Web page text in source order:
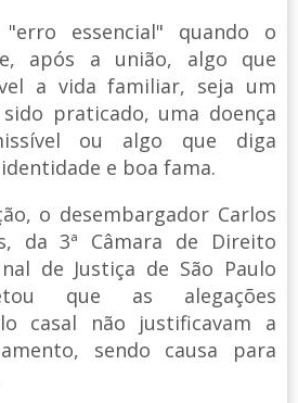
essencial" quando o
após a união, algo que
a vida familiar, seja um
praticado, uma doença
ou algo que diga
e boa fama.
o desembargador Carlos
da 3ª Câmara de Direito
de Justiça de São Paulo
que as alegações
casal não justificavam a
sendo causa para